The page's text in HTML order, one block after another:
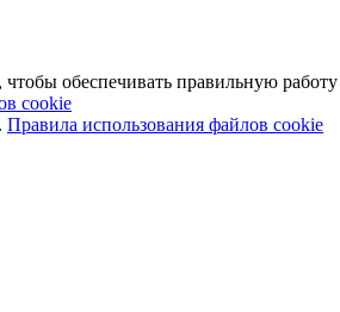
обеспечивать правильную работу
cookie
Правила использования файлов cookie